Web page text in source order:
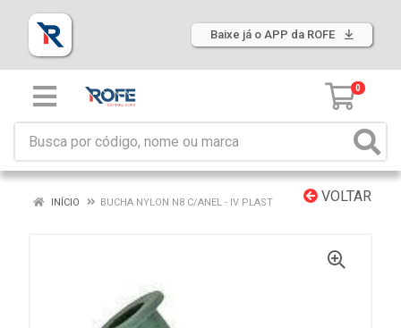
Baixe já o APP da ROFE
0
VOLTAR
INÍCIO BUCHA NYLON N8 C/ANEL - IV PLAST